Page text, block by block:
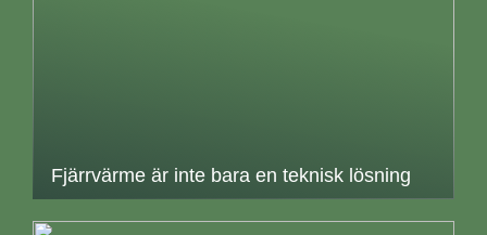
Fjärrvärme är inte bara en teknisk lösning